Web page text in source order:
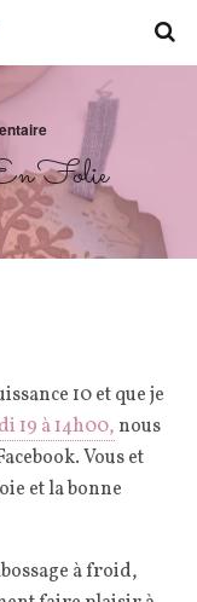
Folie
10 et que je
19 à 14h00,nous
Vous et
et la bonne
à froid,